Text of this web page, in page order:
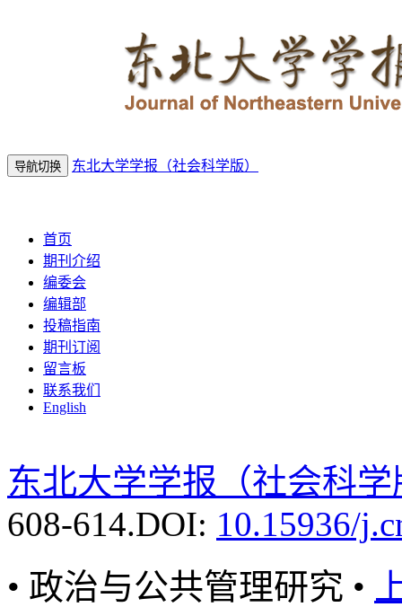
导航切换 东北大学学报（社会科学版）
首页
期刊介绍
编委会
编辑部
投稿指南
期刊订阅
留言板
联系我们
English
东北大学学报（社会科学
608-614.DOI: 10.15936/
• 政治与公共管理研究 •